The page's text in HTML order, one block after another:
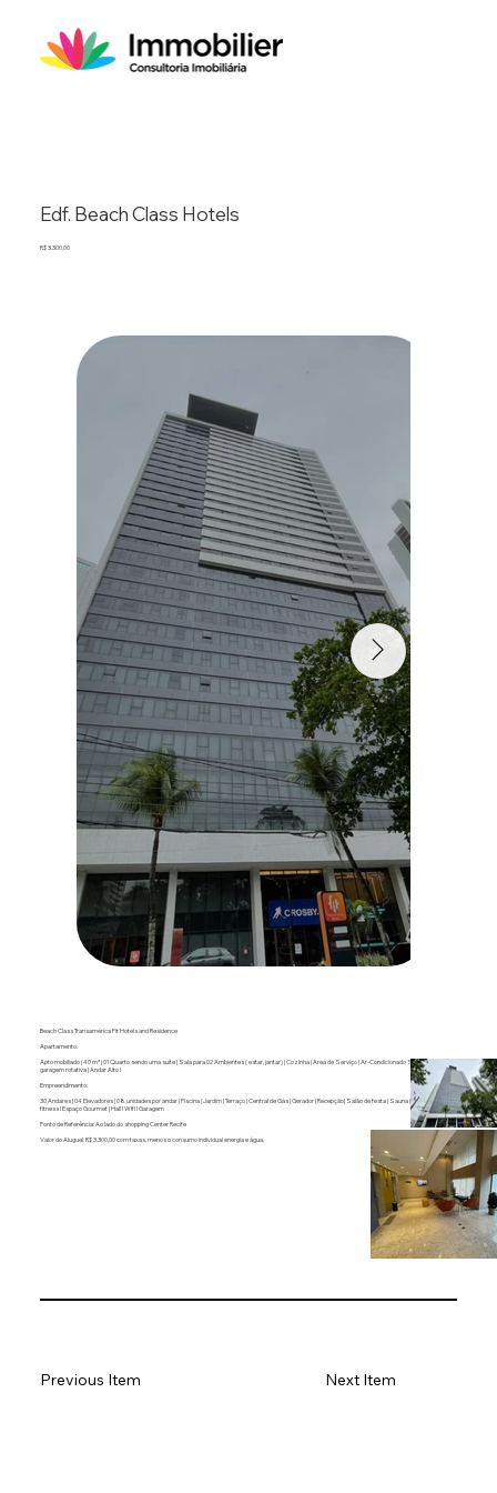
Edf. Beach Class Hotels
R$ 3.300,00
Beach Class Transamérica Fit Hotels and Residence
Apartamento:
Apto mobiliado | 40 m² | 01 Quarto sendo uma suíte | Sala para 02 Ambientes ( estar, jantar) | Cozinha | Area de Serviço | Ar-Condicionado Split | 01 Vaga de
garagem rotativa | Andar Alto l
Empreendimento:
30 Andares | 04 Elevadores | 08 unidades por andar | Piscina | Jardim | Terraço | Central de Gás | Gerador | Recepção| Salão de festa | Sauna | Lobby | Area
fitness I Espaço Gourmet | Hall I Wifi I Garagem
Ponto de Referência: Ao lado do shopping Center Recife
Valor do Aluguel: R$ 3.300,00 com taxas, menos o consumo individual energia e água.
Next Item
Previous Item